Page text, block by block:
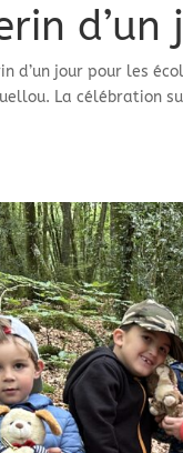
d’un
d’un jour pour les
La célébration